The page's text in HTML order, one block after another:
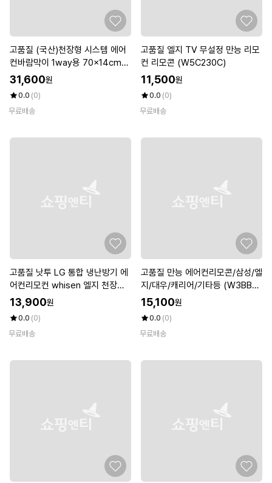
고품질 (국산)천장형 시스템 에어
컨바람막이 1way용 70x14cm
(WBCC89E)
31,600원
0.0 (0)
무료배송
고품질 엘지 TV 무설정 만능 리모
컨 리모콘 (W5C230C)
11,500원
0.0 (0)
무료배송
고품질 낫투 LG 통합 냉난방기 에
어컨리모컨 whisen 엘지 천장형
(W9F2EAE)
13,900원
0.0 (0)
무료배송
고품질 만능 에어컨리모콘/삼성/엘
지/대우/캐리어/기타등 (W3BB4
22)
15,100원
0.0 (0)
무료배송